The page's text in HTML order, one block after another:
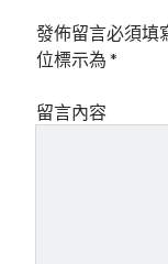
發佈留言必須填
位標示為*
留言內容